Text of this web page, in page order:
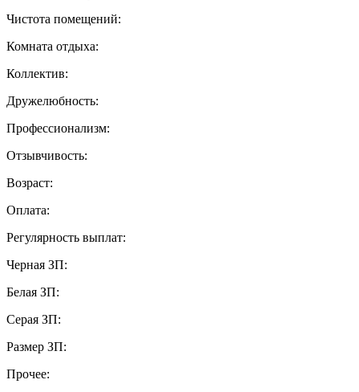
Чистота помещений:
Комната отдыха:
Коллектив:
Дружелюбность:
Профессионализм:
Отзывчивость:
Возраст:
Оплата:
Регулярность выплат:
Черная ЗП:
Белая ЗП:
Серая ЗП:
Размер ЗП:
Прочее: